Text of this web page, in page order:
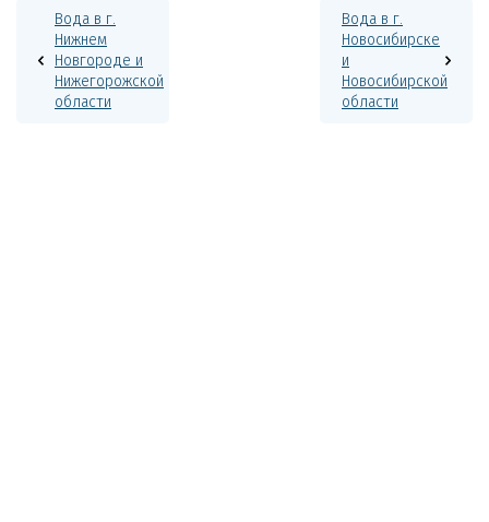
Вода в г.
Нижнем
Новгороде и
Нижегорожской
области
Вода в г.
Новосибирске
и
Новосибирской
области